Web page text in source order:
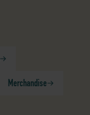
Merchandise